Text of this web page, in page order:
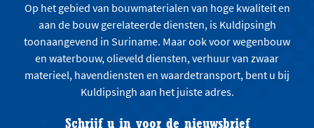
Op het gebied van bouwmaterialen van hoge kwaliteit en
aan de bouw gerelateerde diensten, is Kuldipsingh
toonaangevend in Suriname. Maar ook voor wegenbouw
en waterbouw, olieveld diensten, verhuur van zwaar
materieel, havendiensten en waardetransport, bent u bij
Kuldipsingh aan het juiste adres.
Schrijf u in voor de nieuwsbrief